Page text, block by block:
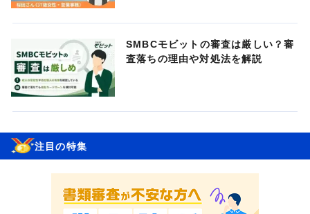
SMBCモビットの審査は厳しい？審
査落ちの理由や対処法を解説
注目の特集